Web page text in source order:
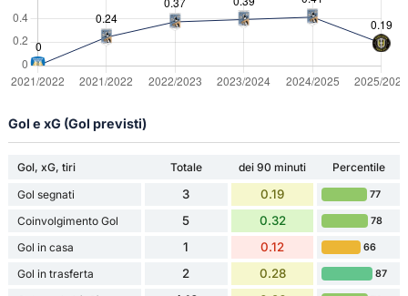
Gol e xG (Gol previsti)
Gol, xG, tiri Totale dei 90 minuti
Percentile
Gol segnati
3 0.19 77
Coinvolgimento Gol 5 0.32 78
Gol in casa 1 0.12 66
Gol in trasferta 2 0.28 87